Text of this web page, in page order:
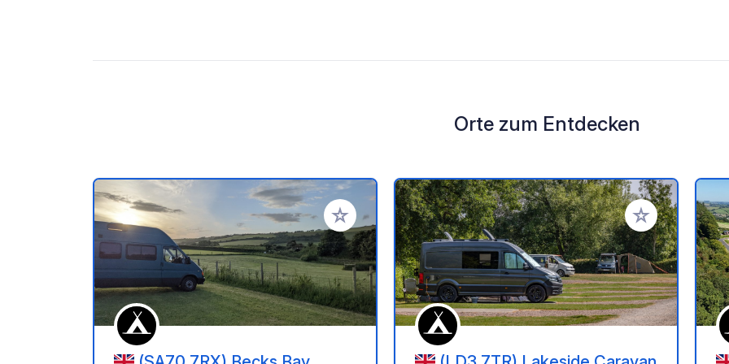
Orte zum Entdecken
Zu Ihren Favoriten hinzufügen Zu Ihren